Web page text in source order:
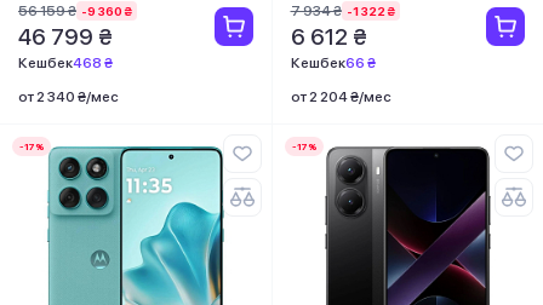
56 159 ₴ -9 360 ₴
46 799 ₴
Кешбек468 ₴
от 2 340 ₴/мес
7 934 ₴ -1 322 ₴
6 612 ₴
Кешбек66 ₴
от 2 204 ₴/мес
-17% -17%